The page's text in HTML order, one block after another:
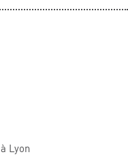
Lyon